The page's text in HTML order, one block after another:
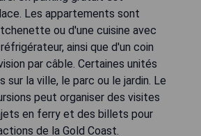
Les appartements sont
ou d'une cuisine avec
ainsi que d'un coin
par câble. Certaines unités
la ville, le parc ou le jardin. Le
peut organiser des visites
en ferry et des billets pour
de la Gold Coast.